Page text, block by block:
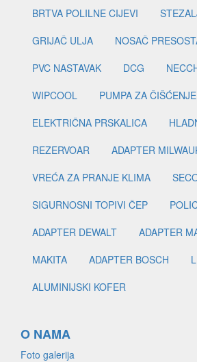
BRTVA POLILNE CIJEVI
GRIJAČ ULJA
NOSAČ
PVC NASTAVAK
DCG
WIPCOOL
PUMPA ZA
ELEKTRIČNA PRSKALICA
REZERVOAR
ADAPTER
VREĆA ZA PRANJE KLIMA
SIGURNOSNI TOPIVI ČEP
ADAPTER DEWALT
ADAPTER
MAKITA
ADAPTER BOSCH
ALUMINIJSKI KOFER
O NAMA
Foto galerija